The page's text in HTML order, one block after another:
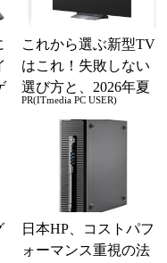
これから選ぶ新型TV
はこれ！失敗しない
選び方と、2026年夏
の一押しモデル
PR(ITmedia PC USER)
日本HP、コストパフ
ォーマンス重視の法